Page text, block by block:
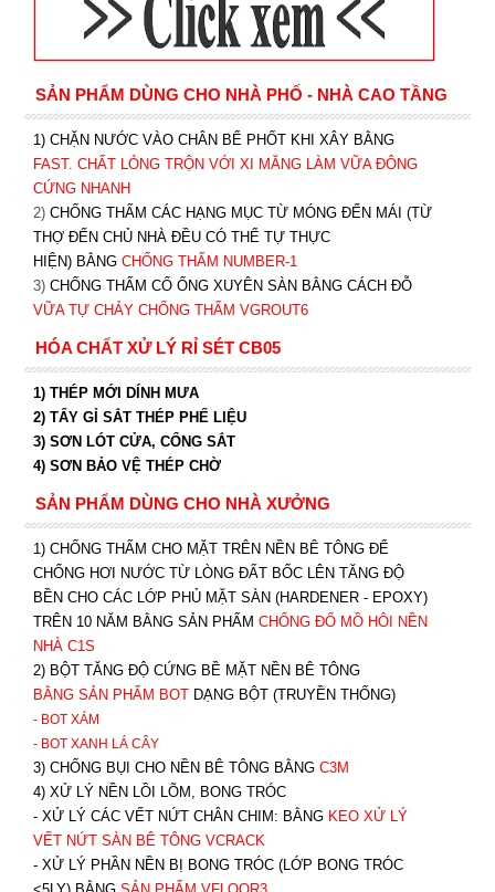
SẢN PHẨM DÙNG CHO NHÀ PHỐ - NHÀ CAO TẦNG
1) CHẶN NƯỚC VÀO CHÂN BỂ PHỐT KHI XÂY BẰNG
FAST. CHẤT LỎNG TRỘN VỚI XI MĂNG LÀM VỮA ĐÔNG
CỨNG NHANH
2) CHỐNG THẤM CÁC HẠNG MỤC TỪ MÓNG ĐẾN MÁI (TỪ
THỢ ĐẾN CHỦ NHÀ ĐỀU CÓ THỂ TỰ THỰC
HIỆN) BẰNG CHỐNG THẤM NUMBER-1
3) CHỐNG THẤM CỔ ỐNG XUYÊN SÀN BẰNG CÁCH ĐỖ
VỮA TỰ CHẢY CHỐNG THẤM VGROUT6
HÓA CHẤT XỬ LÝ RỈ SÉT CB05
1) THÉP MỚI DÍNH MƯA
2) TẨY GỈ SẮT THÉP PHẾ LIỆU
3) SƠN LÓT CỬA, CỔNG SẮT
4) SƠN BẢO VỆ THÉP CHỜ
SẢN PHẨM DÙNG CHO NHÀ XƯỞNG
1) CHỐNG THẤM CHO MẶT TRÊN NỀN BÊ TÔNG ĐỂ
CHỐNG HƠI NƯỚC TỪ LÒNG ĐẤT BỐC LÊN TĂNG ĐỘ
BỀN CHO CÁC LỚP PHỦ MẶT SÀN (HARDENER - EPOXY)
TRÊN 10 NĂM BẰNG SẢN PHẨM CHỐNG ĐỔ MỒ HÔI NỀN
NHÀ C1S
2) BỘT TĂNG ĐỘ CỨNG BỀ MẶT NỀN BÊ TÔNG
BẰNG SẢN PHẨM BOTDẠNG BỘT (TRUYỀN THỐNG)
- BOT XÁM
- BOT XANH LÁ CÂY
3) CHỐNG BỤI CHO NỀN BÊ TÔNG BẰNG C3M
4) XỬ LÝ NỀN LỒI LÕM, BONG TRÓC
- XỬ LÝ CÁC VẾT NỨT CHÂN CHIM: BẰNG KEO XỬ LÝ
VẾT NỨT SÀN BÊ TÔNG VCRACK
- XỬ LÝ PHẦN NỀN BỊ BONG TRÓC (LỚP BONG TRÓC